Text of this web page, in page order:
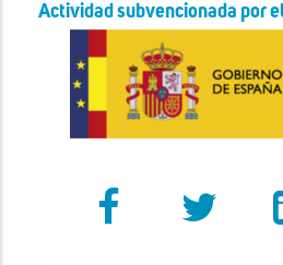
Actividad subvencionada por